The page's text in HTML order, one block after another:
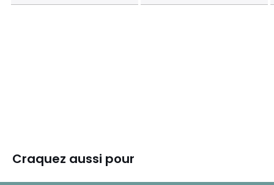
Craquez aussi pour